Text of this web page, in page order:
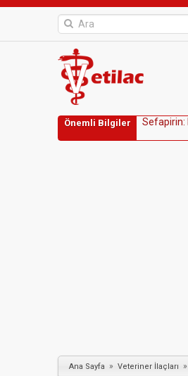
Önemli Bilgiler Sefapirin:
Ana Sayfa » Veteriner İlaçları »